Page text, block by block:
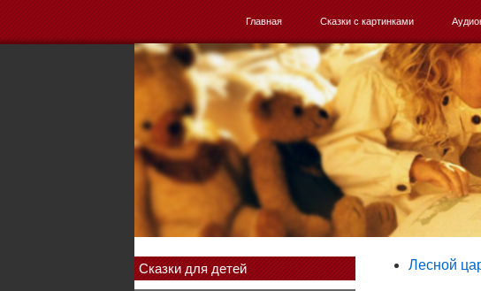
Главная Сказки с картинками
Сказки для детей Лесной